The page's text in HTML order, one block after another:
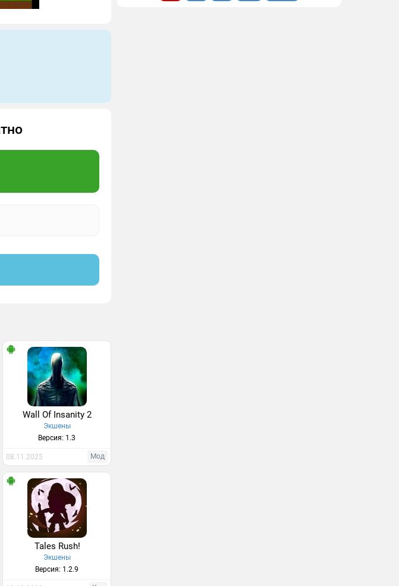
Wall Of Insanity 2
Экшены
Версия: 1.3
08.11.2025 Мод
Tales Rush!
Экшены
Версия: 1.2.9